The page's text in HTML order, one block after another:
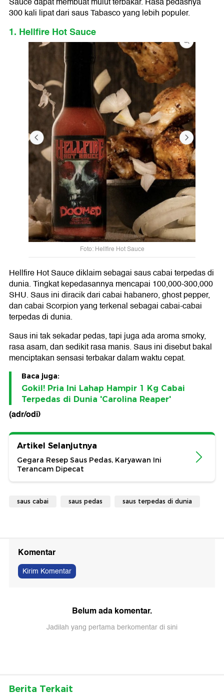
300 kali lipat dari saus Tabasco yang lebih populer.
1. Hellfire Hot Sauce
Foto: Hellfire Hot Sauce
Hellfire Hot Sauce diklaim sebagai saus cabai terpedas di
dunia. Tingkat kepedasannya mencapai 100,000-300,000
SHU. Saus ini diracik dari cabai habanero, ghost pepper,
dan cabai Scorpion yang terkenal sebagai cabai-cabai
terpedas di dunia.
Saus ini tak sekadar pedas, tapi juga ada aroma smoky,
rasa asam, dan sedikit rasa manis. Saus ini disebut bakal
menciptakan sensasi terbakar dalam waktu cepat.
Baca juga:
Gokil! Pria Ini Lahap Hampir 1 Kg Cabai
Terpedas di Dunia 'Carolina Reaper'
(adr/odi)
Artikel Selanjutnya
Gegara Resep Saus Pedas, Karyawan Ini
Terancam Dipecat
saus cabai saus pedas saus terpedas di dunia
Komentar
Kirim Komentar
Belum ada komentar.
Jadilah yang pertama berkomentar di sini
Berita Terkait